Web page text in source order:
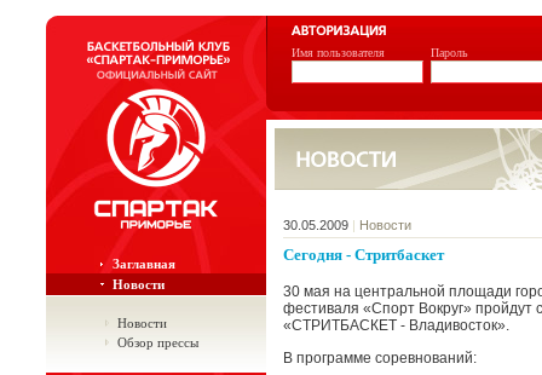
Имя пользователя Пароль
Заглавная
Новости
Новости
Обзор прессы
30.05.2009 | Новости
Сегодня - Стритбаскет
30 мая на центральной площади
фестиваля «Спорт Вокруг» пройдут
«СТРИТБАСКЕТ - Владивосток».
В программе соревнований: